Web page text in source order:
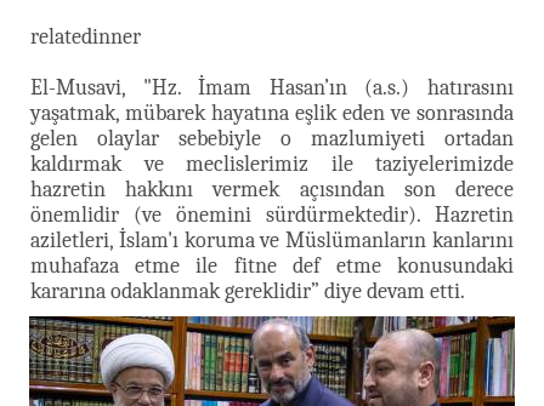
relatedinner
El-Musavi, "Hz. İmam Hasan’ın (a.s.) hatırasını
yaşatmak, mübarek hayatına eşlik eden ve sonrasında
gelen olaylar sebebiyle o mazlumiyeti ortadan
kaldırmak ve meclislerimiz ile taziyelerimizde
hazretin hakkını vermek açısından son derece
önemlidir (ve önemini sürdürmektedir). Hazretin
aziletleri, İslam'ı koruma ve Müslümanların kanlarını
muhafaza etme ile fitne def etme konusundaki
kararına odaklanmak gereklidir” diye devam etti.